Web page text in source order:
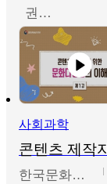
권숙인 외 8명
사회과학
한국문화예술교육진흥원